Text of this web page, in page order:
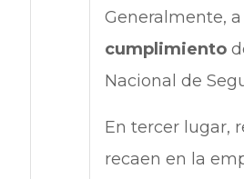
Generalmente,
cumplimiento
Nacional de
En tercer lugar,
recaen en la